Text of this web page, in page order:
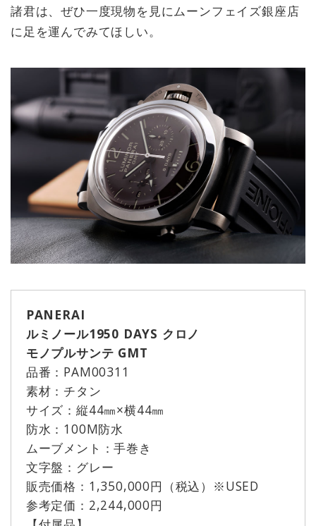
諸君は、ぜひ一度現物を見にムーンフェイズ銀座店
に足を運んでみてほしい。
PANERAI
ルミノール1950 DAYS クロノ
モノプルサンテ GMT
品番：PAM00311
素材：チタン
サイズ：縦44㎜×横44㎜
防水：100M防水
ムーブメント：手巻き
文字盤：グレー
販売価格：1,350,000円（税込）※USED
参考定価：2,244,000円